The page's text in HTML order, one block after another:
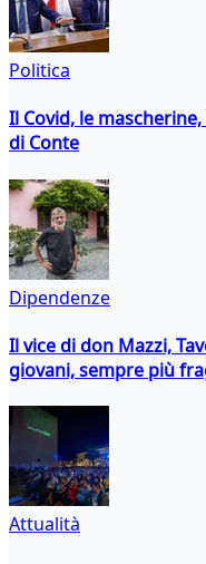
Politica
Il Covid, le
di Conte
Dipendenze
Il vice di don Mazzi,
giovani, sempre più
Attualità